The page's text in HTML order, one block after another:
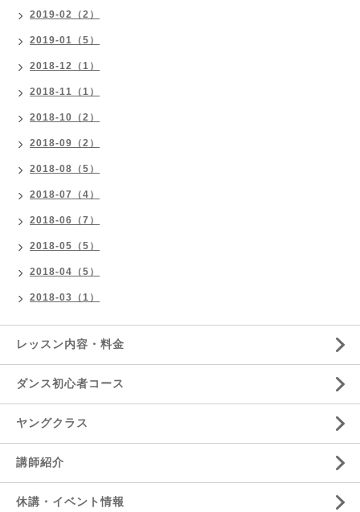
2019-02（2）
2019-01（5）
2018-12（1）
2018-11（1）
2018-10（2）
2018-09（2）
2018-08（5）
2018-07（4）
2018-06（7）
2018-05（5）
2018-04（5）
2018-03（1）
レッスン内容・料金
ダンス初心者コース
ヤングクラス
講師紹介
休講・イベント情報